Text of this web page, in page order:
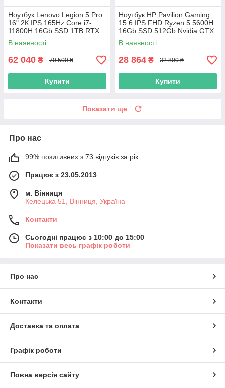
Ноутбук Lenovo Legion 5 Pro
16" 2К IPS 165Hz Core i7-
11800H 16Gb SSD 1TB RTX
3070 8GB
В наявності
62 040 ₴ 70 500 ₴
Купити
Ноутбук HP Pavilion Gaming
15.6 IPS FHD Ryzen 5 5600H
16Gb SSD 512Gb Nvidia GTX
1650 4GB
В наявності
28 864 ₴ 32 800 ₴
Купити
Показати ще
Про нас
99% позитивних з 73 відгуків за рік
Працює з 23.05.2013
м. Вінниця
Келецька 51, Вінниця, Україна
Контакти
Сьогодні працює з 10:00 до 15:00
Показати весь графік роботи
Про нас
Контакти
Доставка та оплата
Графік роботи
Повна версія сайту